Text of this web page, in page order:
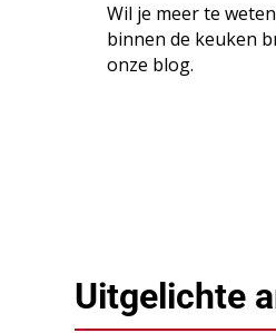
Wil je meer te
binnen de keuken
onze blog.
Uitgelichte